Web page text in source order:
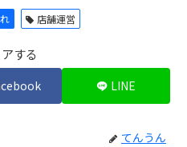
店舗運営
する
LINE
てんうん